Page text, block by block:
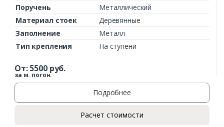
Поручень
Металлический
Материал стоек
Деревянные
Заполнение
Металл
Тип крепления
На ступени
От:5500руб.
за м. погон.
Подробнее
Расчет стоимости